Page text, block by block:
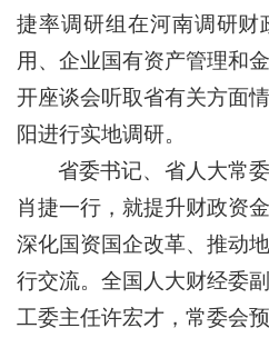
捷率调研组在河南调研财
用、企业国有资产管理和
开座谈会听取省有关方面
阳进行实地调研。
省委书记、省人大常
肖捷一行，就提升财政资
深化国资国企改革、推动
行交流。全国人大财经委
工委主任许宏才，常委会